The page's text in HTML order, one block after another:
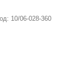
10/06-028-360